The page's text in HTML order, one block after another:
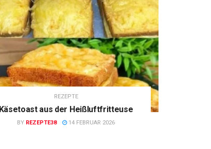
REZEPTE
Käsetoast aus der Heißluftfritteuse
BY REZEPTE38 14 FEBRUAR 2026